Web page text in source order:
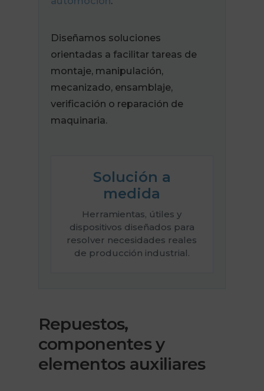
Diseñamos soluciones
orientadas a facilitar tareas de
montaje, manipulación,
mecanizado, ensamblaje,
verificación o reparación de
maquinaria.
Solución a
medida
Herramientas, útiles y
dispositivos diseñados para
resolver necesidades reales
de producción industrial.
Repuestos,
componentes y
elementos auxiliares